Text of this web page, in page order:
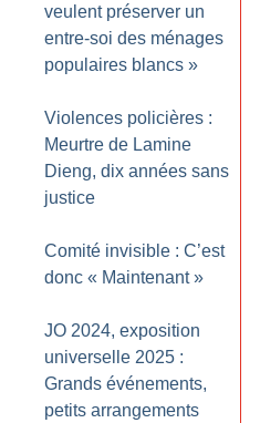
veulent préserver un
entre-soi des ménages
populaires blancs »
Violences policières :
Meurtre de Lamine
Dieng, dix années sans
justice
Comité invisible : C’est
donc « Maintenant »
JO 2024, exposition
universelle 2025 :
Grands événements,
petits arrangements